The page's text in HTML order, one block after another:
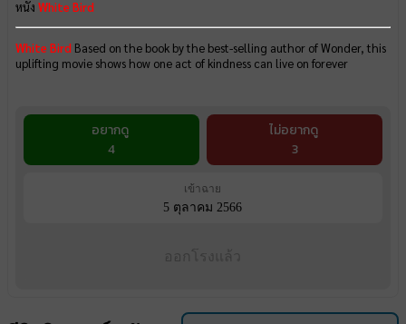
หนัง White Bird
White Bird Based on the book by the best-selling author of Wonder, this
uplifting movie shows how one act of kindness can live on forever
อยากดู
4
ไม่อยากดู
3
เข้าฉาย
5 ตุลาคม 2566